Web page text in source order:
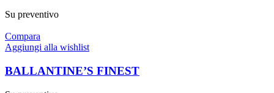
Su preventivo
Compara
Aggiungi alla wishlist
BALLANTINE’S FINEST